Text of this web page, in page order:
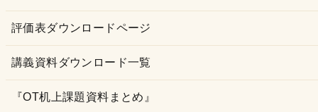
評価表ダウンロードページ
講義資料ダウンロード一覧
『OT机上課題資料まとめ』